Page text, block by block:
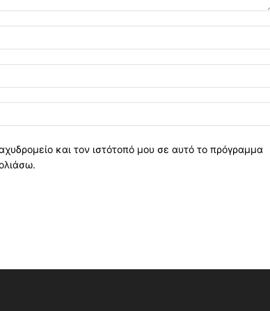
και τον ιστότοπό μου σε αυτό το πρόγραμμα